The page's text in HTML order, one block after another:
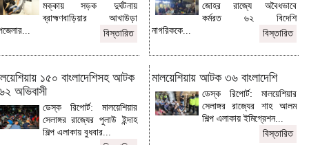
বছরের কারাদণ্ড
অস্ত্রোপচার শেষে আইসিইউতে অমিতাভ,
কেমন আছেন জানালেন নিজেই
কুমিল্লায় অবৈধ দখল উচ্ছেদ অভিযান, ৫
জনকে জরিমানা
যুক্তরাষ্ট্র ও ইরানের সংঘাতে জড়ানোর
আগ্রহ নেই ইসরাইলের
ব্রাহ্মণবাড়িয়ার নবীনগরে নদীতে ডুবে জেলের
মৃত্যু
মক্কায় সড়ক দুর্ঘটনায়
ব্রাহ্মণবাড়িয়ার আখাউড়া
বিস্তারিত
জোহর রাজ্যে অবৈধভাবে
কর্মরত ৬২ বিদেশি
নাগরিককে...
বিস্তারিত
১৫০ বাংলাদেশিসহ আটক
অভিবাসী
ডেস্ক রিপোর্ট: মালয়েশিয়ার
সেলাঙ্গর রাজ্যের পুলাউ ইন্দাহ
শিল্প এলাকায় বুধবার...
মালয়েশিয়ায় আটক ৩৬ বাংলাদেশি
ডেস্ক রিপোর্ট: মালয়েশিয়ার
সেলাঙ্গর রাজ্যের শাহ আলম
শিল্প এলাকায় ইমিগ্রেশন...
বিস্তারিত